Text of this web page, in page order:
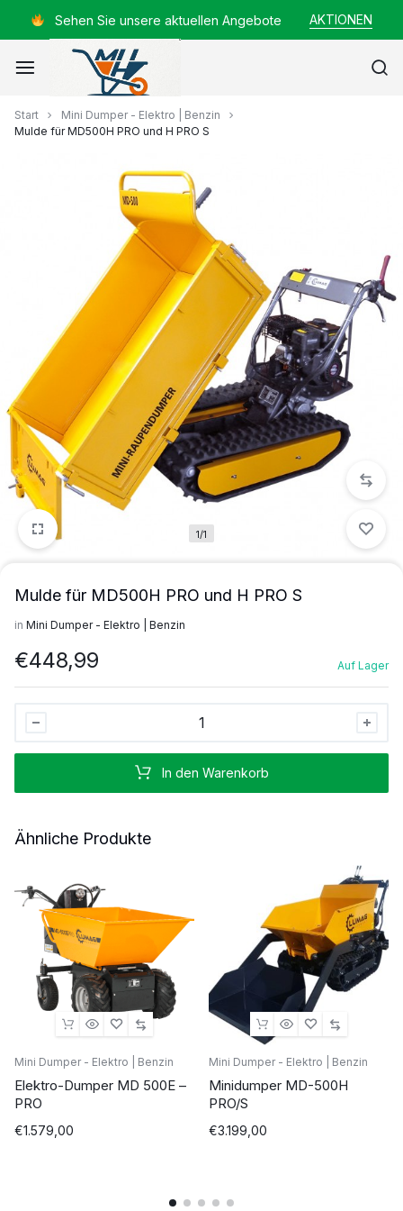
Sehen Sie unsere aktuellen Angebote AKTIONEN
Mayer
Start
Mini Dumper - Elektro | Benzin
Mulde für MD500H PRO und H PRO S
1/1
Mulde für MD500H PRO und H PRO S
in Mini Dumper - Elektro | Benzin
€448,99 Auf Lager
PRO
Stück
In den Warenkorb
Ähnliche Produkte
Mini Dumper - Elektro | Benzin
Elektro-Dumper MD 500E –
PRO
€1.579,00
Mini Dumper - Elektro | Benzin
Minidumper MD-500H
PRO/S
€3.199,00